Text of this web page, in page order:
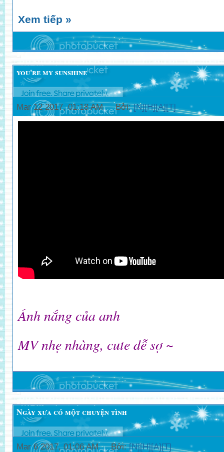
Xem tiếp »
you're my sunshine
Mar 12 2017, 01:18 AM Bởi:[N][H][A][T]
Ánh nắng của anh
MV nhẹ nhàng, cute dễ sợ ~
Ngày xưa có một chuyện tình
Mar 6 2017, 01:06 AM Bởi:[N][H][A][T]